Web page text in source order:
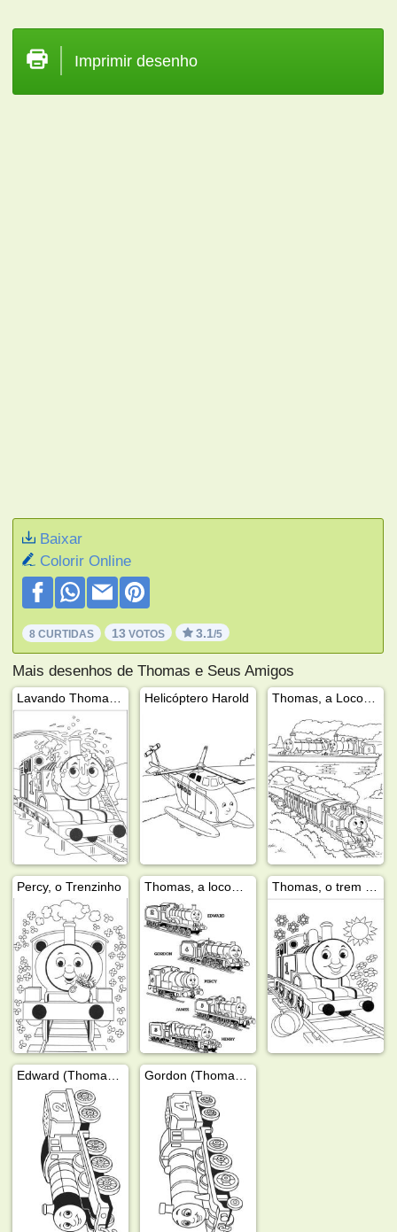
Imprimir desenho
Baixar
Colorir Online
8 CURTIDAS 13 VOTOS 3.1/5
Mais desenhos de Thomas e Seus Amigos
Helicóptero Harold
Percy, o Trenzinho